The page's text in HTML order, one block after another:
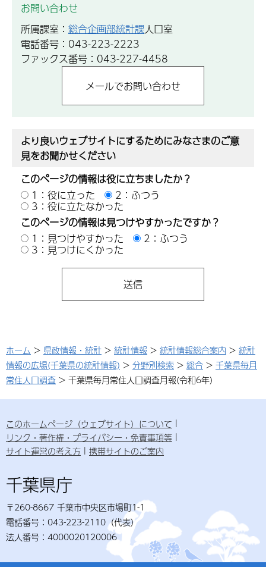
お問い合わせ
所属課室： 総合企画部統計課人口室
電話番号：043-223-2223
ファックス番号：043-227-4458
より良いウェブサイトにするためにみなさまのご意
見をお聞かせください
このページの情報は役に立ちましたか？
1：役に立った
2：ふつう
3：役に立たなかった
このページの情報は見つけやすかったですか？
1：見つけやすかった
2：ふつう
3：見つけにくかった
ホーム > 県政情報・統計 > 統計情報 > 統計情報総合案内 > 統計
情報の広場(千葉県の統計情報) > 分野別検索 > 総合 > 千葉県毎月
常住人口調査 > 千葉県毎月常住人口調査月報(令和6年)
このホームページ（ウェブサイト）について
リンク・著作権・プライバシー・免責事項等
サイト運営の考え方
携帯サイトのご案内
千葉県庁
〒260-8667 千葉市中央区市場町1-1
電話番号：043-223-2110（代表）
法人番号：4000020120006